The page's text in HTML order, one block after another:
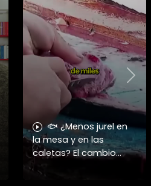
🐟 ¿Menos jurel en
la mesa y en las
caletas? El cambio
climático y El Niño
alteran las aguas